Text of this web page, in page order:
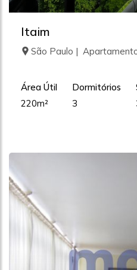
Itaim
São Paulo |
Área Útil
220m²
Dormitórios
3